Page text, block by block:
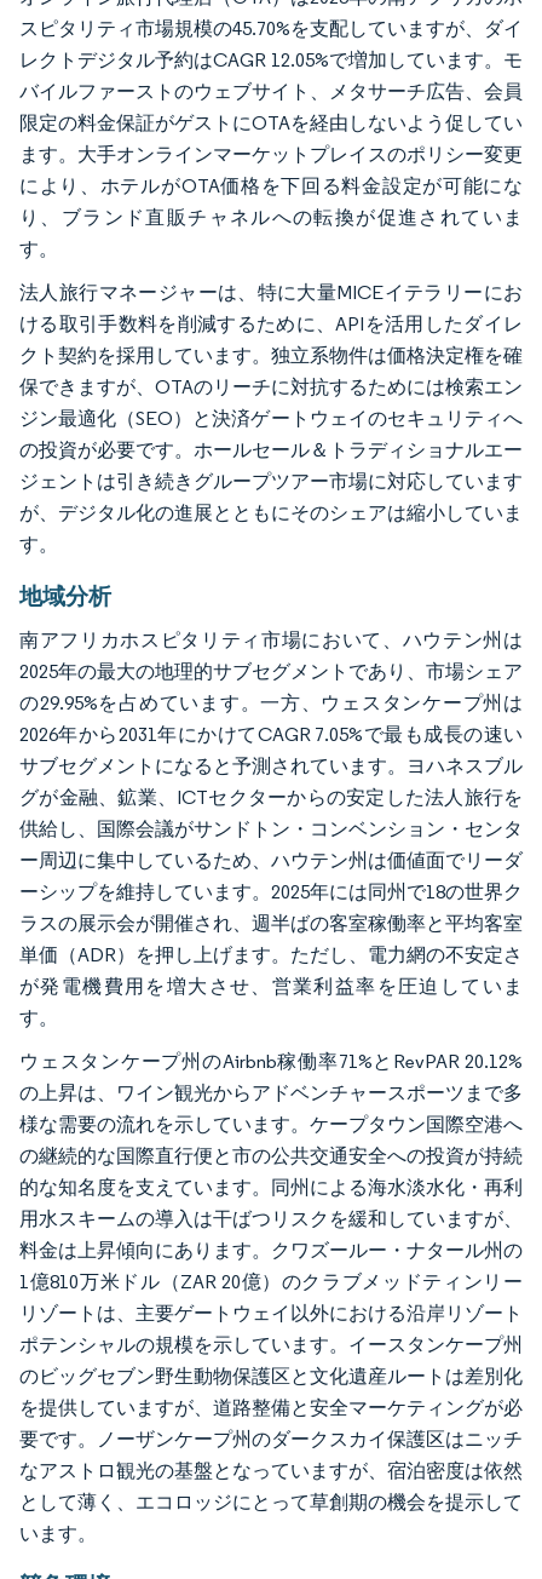
スピタリティ市場規模の45.70%を支配していますが、ダイ
レクトデジタル予約はCAGR 12.05%で増加しています。モ
バイルファーストのウェブサイト、メタサーチ広告、会員
限定の料金保証がゲストにOTAを経由しないよう促してい
ます。大手オンラインマーケットプレイスのポリシー変更
により、ホテルがOTA価格を下回る料金設定が可能にな
り、ブランド直販チャネルへの転換が促進されていま
す。
法人旅行マネージャーは、特に大量MICEイテラリーにお
ける取引手数料を削減するために、APIを活用したダイレ
クト契約を採用しています。独立系物件は価格決定権を確
保できますが、OTAのリーチに対抗するためには検索エン
ジン最適化（SEO）と決済ゲートウェイのセキュリティへ
の投資が必要です。ホールセール＆トラディショナルエー
ジェントは引き続きグループツアー市場に対応しています
が、デジタル化の進展とともにそのシェアは縮小していま
す。
地域分析
南アフリカホスピタリティ市場において、ハウテン州は
2025年の最大の地理的サブセグメントであり、市場シェア
の29.95%を占めています。一方、ウェスタンケープ州は
2026年から2031年にかけてCAGR 7.05%で最も成長の速い
サブセグメントになると予測されています。ヨハネスブル
グが金融、鉱業、ICTセクターからの安定した法人旅行を
供給し、国際会議がサンドトン・コンベンション・センタ
ー周辺に集中しているため、ハウテン州は価値面でリーダ
ーシップを維持しています。2025年には同州で18の世界ク
ラスの展示会が開催され、週半ばの客室稼働率と平均客室
単価（ADR）を押し上げます。ただし、電力網の不安定さ
が発電機費用を増大させ、営業利益率を圧迫していま
す。
ウェスタンケープ州のAirbnb稼働率71%とRevPAR 20.12%
の上昇は、ワイン観光からアドベンチャースポーツまで多
様な需要の流れを示しています。ケープタウン国際空港へ
の継続的な国際直行便と市の公共交通安全への投資が持続
的な知名度を支えています。同州による海水淡水化・再利
用水スキームの導入は干ばつリスクを緩和していますが、
料金は上昇傾向にあります。クワズールー・ナタール州の
1億810万米ドル（ZAR 20億）のクラブメッドティンリー
リゾートは、主要ゲートウェイ以外における沿岸リゾート
ポテンシャルの規模を示しています。イースタンケープ州
のビッグセブン野生動物保護区と文化遺産ルートは差別化
を提供していますが、道路整備と安全マーケティングが必
要です。ノーザンケープ州のダークスカイ保護区はニッチ
なアストロ観光の基盤となっていますが、宿泊密度は依然
として薄く、エコロッジにとって草創期の機会を提示して
います。